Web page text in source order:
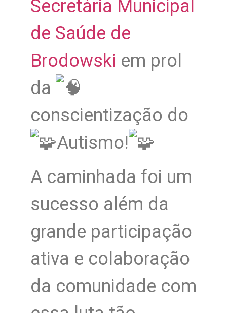
Secretária Municipal
de Saúde de
Brodowski em prol
da
conscientização do
Autismo!
A caminhada foi um
sucesso além da
grande participação
ativa e colaboração
da comunidade com